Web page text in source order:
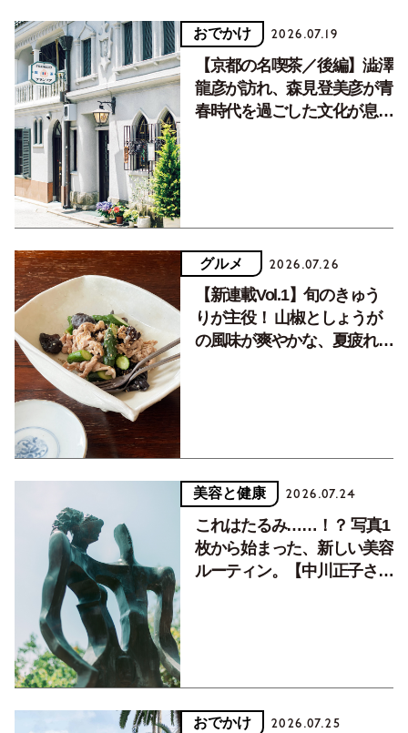
おでかけ 2026.07.19
【京都の名喫茶／後編】澁澤
龍彦が訪れ、森見登美彦が青
春時代を過ごした文化が息づ
グルメ 2026.07.26
【新連載Vol.1】旬のきゅう
りが主役！ 山椒としょうが
の風味が爽やかな、夏疲れを
美容と健康 2026.07.24
これはたるみ……！？ 写真1
枚から始まった、新しい美容
ルーティン。【中川正子さん
おでかけ 2026.07.25